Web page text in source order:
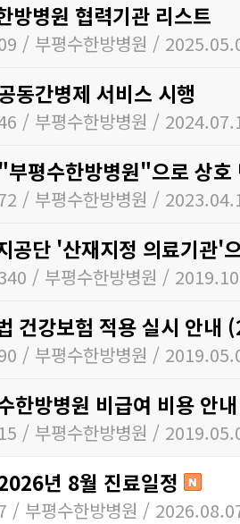
방병원 협력기관 리스트
/ 부평수한방병원 /
동간병제 서비스 시행
/ 부평수한방병원 /
평수한방병원"으로 상호
/ 부평수한방병원 /
공단 '산재지정 의료기관'
/ 부평수한방병원 /
건강보험 적용 실시 안내
/ 부평수한방병원 /
한방병원 비급여 비용 안
/ 부평수한방병원 /
년 8월 진료일정
/ 부평수한방병원 /